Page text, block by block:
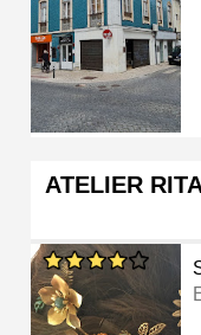
ATELIER